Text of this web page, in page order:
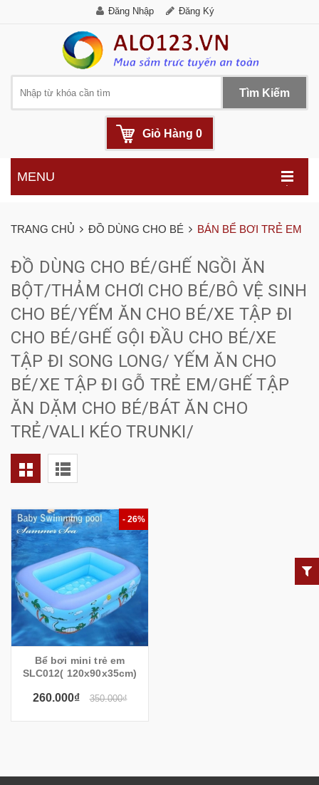
Đăng Nhập Đăng Ký
Tìm Kiếm
Giỏ Hàng 0
.
MENU
TRANG CHỦ ĐỒ DÙNG CHO BÉ BÁN BỂ BƠI TRẺ EM
ĐỒ DÙNG CHO BÉ/GHẾ NGỒI ĂN
BỘT/THẢM CHƠI CHO BÉ/BÔ VỆ SINH
CHO BÉ/YẾM ĂN CHO BÉ/XE TẬP ĐI
CHO BÉ/GHẾ GỘI ĐẦU CHO BÉ/XE
TẬP ĐI SONG LONG/ YẾM ĂN CHO
BÉ/XE TẬP ĐI GỖ TRẺ EM/GHẾ TẬP
ĂN DẶM CHO BÉ/BÁT ĂN CHO
TRẺ/VALI KÉO TRUNKI/
- 26%
Bể bơi mini trẻ em
SLC012( 120x90x35cm)
260.000₫ 350.000₫